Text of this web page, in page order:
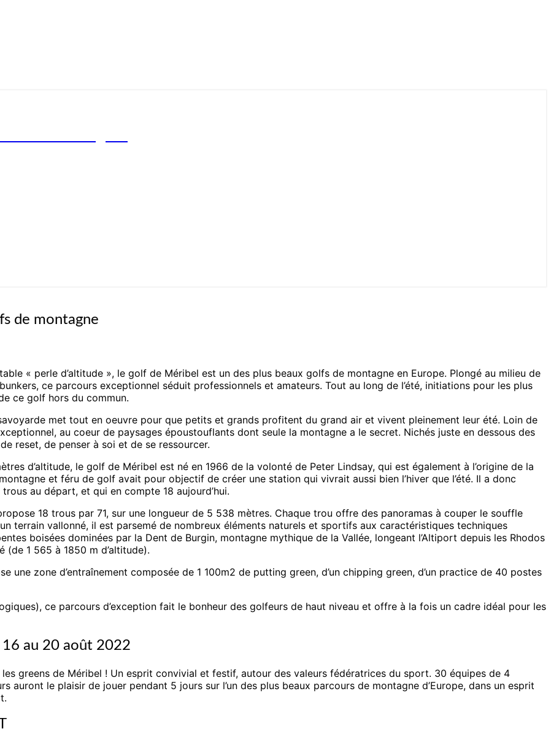
de montagne
« perle d’altitude », le golf de Méribel est un des plus beaux golfs de montagne en Europe. Plongé au milieu de
ce parcours exceptionnel séduit professionnels et amateurs. Tout au long de l’été, initiations pour les plus
ce golf hors du commun.
met tout en oeuvre pour que petits et grands profitent du grand air et vivent pleinement leur été. Loin de
au coeur de paysages époustouflants dont seule la montagne a le secret. Nichés juste en dessous des
reset, de penser à soi et de se ressourcer.
d’altitude, le golf de Méribel est né en 1966 de la volonté de Peter Lindsay, qui est également à l’origine de la
et féru de golf avait pour objectif de créer une station qui vivrait aussi bien l’hiver que l’été. Il a donc
au départ, et qui en compte 18 aujourd’hui.
18 trous par 71, sur une longueur de 5 538 mètres. Chaque trou offre des panoramas à couper le souffle
terrain vallonné, il est parsemé de nombreux éléments naturels et sportifs aux caractéristiques techniques
boisées dominées par la Dent de Burgin, montagne mythique de la Vallée, longeant l’Altiport depuis les Rhodos
(de 1 565 à 1850 m d’altitude).
une zone d’entraînement composée de 1 100m2 de putting green, d’un chipping green, d’un practice de 40 postes
ce parcours d’exception fait le bonheur des golfeurs de haut niveau et offre à la fois un cadre idéal pour les
16 au 20 août 2022
greens de Méribel ! Un esprit convivial et festif, autour des valeurs fédératrices du sport. 30 équipes de 4
auront le plaisir de jouer pendant 5 jours sur l’un des plus beaux parcours de montagne d’Europe, dans un esprit